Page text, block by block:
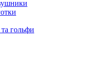
гольфи